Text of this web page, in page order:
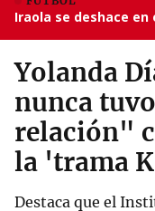
Iraola se deshace
Yolanda
nunca
relación"
la 'trama
Destaca que el